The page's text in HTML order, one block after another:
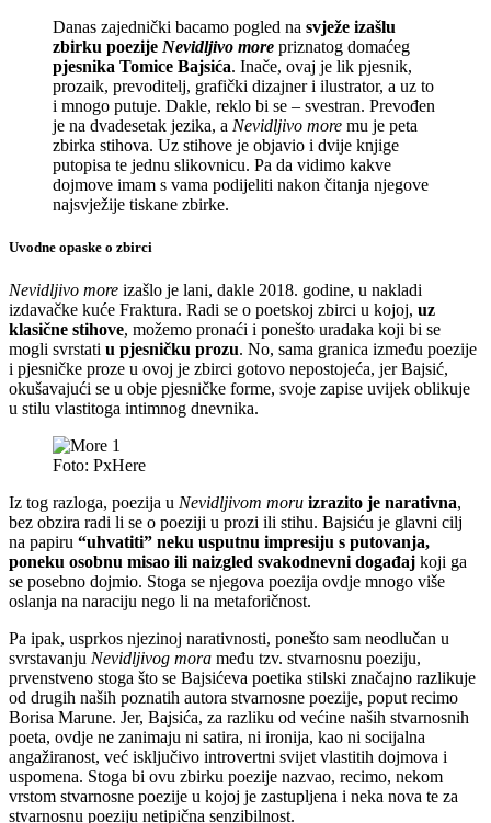
Danas zajednički bacamo pogled na svježe izašlu
zbirku poezije Nevidljivo more priznatog domaćeg
pjesnika Tomice Bajsića. Inače, ovaj je lik pjesnik,
prozaik, prevoditelj, grafički dizajner i ilustrator, a uz to
i mnogo putuje. Dakle, reklo bi se – svestran. Prevođen
je na dvadesetak jezika, a Nevidljivo more mu je peta
zbirka stihova. Uz stihove je objavio i dvije knjige
putopisa te jednu slikovnicu. Pa da vidimo kakve
dojmove imam s vama podijeliti nakon čitanja njegove
najsvježije tiskane zbirke.
Uvodne opaske o zbirci
Nevidljivo more izašlo je lani, dakle 2018. godine, u nakladi
izdavačke kuće Fraktura. Radi se o poetskoj zbirci u kojoj, uz
klasične stihove, možemo pronaći i ponešto uradaka koji bi se
mogli svrstati u pjesničku prozu. No, sama granica između poezije
i pjesničke proze u ovoj je zbirci gotovo nepostojeća, jer Bajsić,
okušavajući se u obje pjesničke forme, svoje zapise uvijek oblikuje
u stilu vlastitoga intimnog dnevnika.
Foto: PxHere
Iz tog razloga, poezija u Nevidljivom moru izrazito je narativna,
bez obzira radi li se o poeziji u prozi ili stihu. Bajsiću je glavni cilj
na papiru “uhvatiti” neku usputnu impresiju s putovanja,
poneku osobnu misao ili naizgled svakodnevni događaj koji ga
se posebno dojmio. Stoga se njegova poezija ovdje mnogo više
oslanja na naraciju nego li na metaforičnost.
Pa ipak, usprkos njezinoj narativnosti, ponešto sam neodlučan u
svrstavanju Nevidljivog mora među tzv. stvarnosnu poeziju,
prvenstveno stoga što se Bajsićeva poetika stilski značajno razlikuje
od drugih naših poznatih autora stvarnosne poezije, poput recimo
Borisa Marune. Jer, Bajsića, za razliku od većine naših stvarnosnih
poeta, ovdje ne zanimaju ni satira, ni ironija, kao ni socijalna
angažiranost, već isključivo introvertni svijet vlastitih dojmova i
uspomena. Stoga bi ovu zbirku poezije nazvao, recimo, nekom
vrstom stvarnosne poezije u kojoj je zastupljena i neka nova te za
stvarnosnu poeziju netipična senzibilnost.